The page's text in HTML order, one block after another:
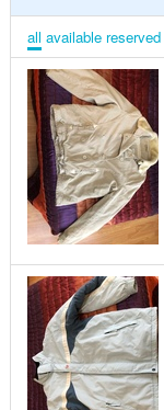
all available reserved